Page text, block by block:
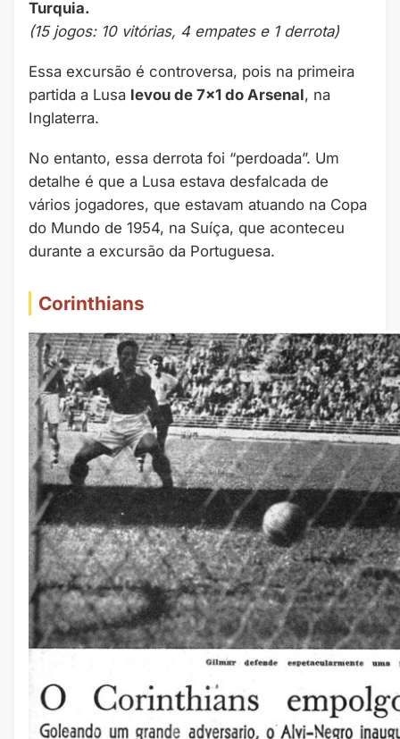
Turquia.
(15 jogos: 10 vitórias, 4 empates e 1 derrota)
Essa excursão é controversa, pois na primeira
partida a Lusa levou de 7×1 do Arsenal, na
Inglaterra.
No entanto, essa derrota foi “perdoada”. Um
detalhe é que a Lusa estava desfalcada de
vários jogadores, que estavam atuando na Copa
do Mundo de 1954, na Suíça, que aconteceu
durante a excursão da Portuguesa.
Corinthians